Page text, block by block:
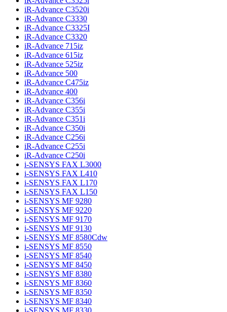
iR-Advance C3520i
iR-Advance C3330
iR-Advance C3325I
iR-Advance C3320
iR-Advance 715iz
iR-Advance 615iz
iR-Advance 525iz
iR-Advance 500
iR-Advance C475iz
iR-Advance 400
iR-Advance C356i
iR-Advance C355i
iR-Advance C351i
iR-Advance C350i
iR-Advance C256i
iR-Advance C255i
iR-Advance C250i
i-SENSYS FAX L3000
i-SENSYS FAX L410
i-SENSYS FAX L170
i-SENSYS FAX L150
i-SENSYS MF 9280
i-SENSYS MF 9220
i-SENSYS MF 9170
i-SENSYS MF 9130
i-SENSYS MF 8580Cdw
i-SENSYS MF 8550
i-SENSYS MF 8540
i-SENSYS MF 8450
i-SENSYS MF 8380
i-SENSYS MF 8360
i-SENSYS MF 8350
i-SENSYS MF 8340
i-SENSYS MF 8330